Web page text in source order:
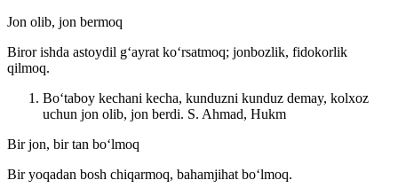
Jon olib, jon bermoq
Biror ishda astoydil gʻayrat koʻrsatmoq; jonbozlik, fidokorlik
qilmoq.
Boʻtaboy kechani kecha, kunduzni kunduz demay, kolxoz
uchun jon olib, jon berdi. S. Ahmad, Hukm
Bir jon, bir tan boʻlmoq
Bir yoqadan bosh chiqarmoq, bahamjihat boʻlmoq.